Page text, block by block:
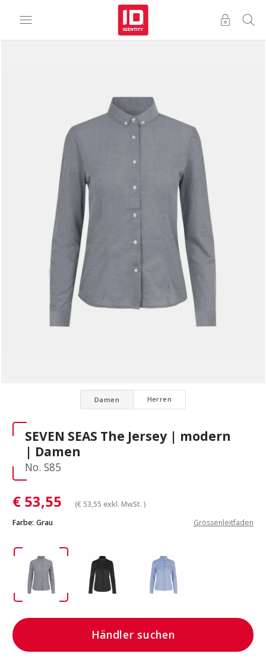
Damen Herren
SEVEN SEAS The Jersey | modern
| Damen
No. S85
€ 53,55 (€ 53,55 exkl. MwSt. )
Farbe: Grau Grössenleitfaden
Händler suchen